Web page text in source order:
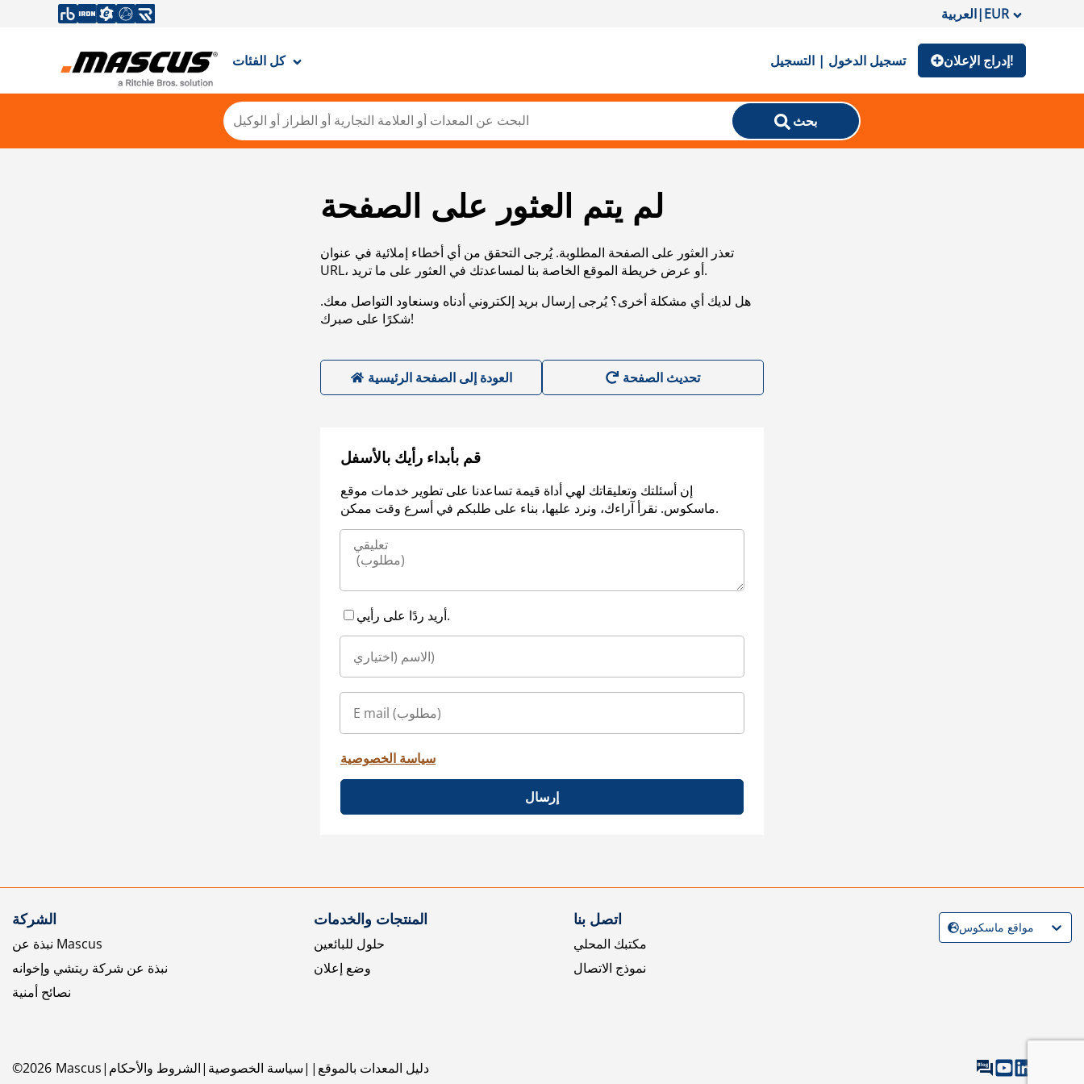
العربية|EUR
كل الفئات تسجيل الدخول | التسجيل إدراج الإعلان!
بحث
لم يتم العثور على الصفحة
تعذر العثور على الصفحة المطلوبة. يُرجى التحقق من أي أخطاء إملائية في عنوان
URL، أو عرض خريطة الموقع الخاصة بنا لمساعدتك في العثور على ما تريد.
هل لديك أي مشكلة أخرى؟ يُرجى إرسال بريد إلكتروني أدناه وسنعاود التواصل معك.
شكرًا على صبرك!
العودة إلى الصفحة الرئيسية
قم بأبداء رأيك بالأسفل
إن أسئلتك وتعليقاتك لهي أداة قيمة تساعدنا على تطوير خدمات موقع
ماسكوس. نقرأ آراءك، ونرد عليها، بناء على طلبكم في أسرع وقت ممكن.
أريد ردًا على رأيي.
سياسة الخصوصية
إرسال
الشركة
نبذة عن Mascus
نبذة عن شركة ريتشي وإخوانه
نصائح أمنية
المنتجات والخدمات
حلول للبائعين
وضع إعلان
اتصل بنا
مكتبك المحلي
نموذج الاتصال
©2026 Mascus الشروط والأحكام سياسة الخصوصية دليل المعدات بالموقع
مواقع ماسكوس